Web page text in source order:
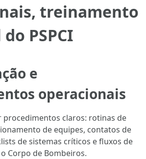
treinamento
PSPCI
e
operacionais
procedimentos claros: rotinas de
de equipes, contatos de
de sistemas críticos e fluxos de
Corpo de Bombeiros.